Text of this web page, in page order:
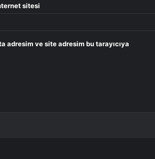
sitesi
adresim ve site adresim bu tarayıcıya